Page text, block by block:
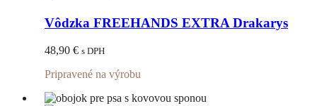
má
viacero
si
môžete
vybrať
Vôdzka FREEHANDS EXTRA Drakarys
48,90 € s DPH
Pripravené na výrobu